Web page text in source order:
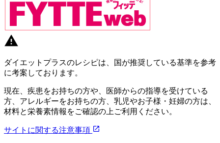
ダイエットプラスのレシピは、国が推奨している基準を参考
に考案しております。
現在、疾患をお持ちの方や、医師からの指導を受けている
方、アレルギーをお持ちの方、乳児やお子様・妊婦の方は、
材料と栄養素情報をご確認の上ご利用ください。
サイトに関する注意事項